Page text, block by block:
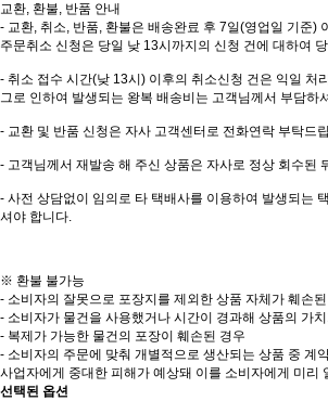
교환, 환불, 반품 안내
- 교환, 취소, 반품, 환불은 배송완료 후 7일(영업일 기준)
주문취소 신청은 당일 낮 13시까지의 신청 건에 대하여
- 취소 접수 시간(낮 13시) 이후의 취소신청 건은 익일 처
그로 인하여 발생되는 왕복 배송비는 고객님께서 부담하
- 교환 및 반품 신청은 자사 고객센터로 전화연락 부탁드
- 고객님께서 재발송 해 주신 상품은 자사로 정상 회수된
- 사전 상담없이 임의로 타 택배사를 이용하여 발생되는
셔야 합니다.
※ 환불 불가능
- 소비자의 잘못으로 포장지를 제외한 상품 자체가 훼손
- 소비자가 물건을 사용했거나 시간이 경과해 상품의 가
- 복제가 가능한 물건의 포장이 훼손된 경우
- 소비자의 주문에 맞춰 개별적으로 생산되는 상품 중 계
사업자에게 중대한 피해가 예상돼 이를 소비자에게 미리
선택된 옵션